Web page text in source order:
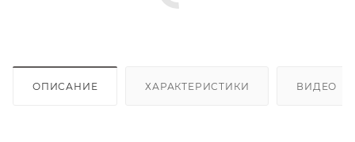
ОПИСАНИЕ ХАРАКТЕРИСТИКИ ВИДЕО